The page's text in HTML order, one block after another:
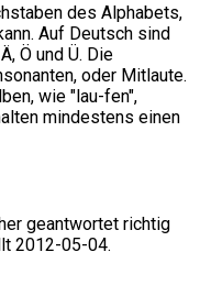
des Alphabets,
Auf Deutsch sind
Ö und Ü. Die
oder Mitlaute.
wie "lau-fen",
mindestens einen
geantwortet richtig
2012-05-04.